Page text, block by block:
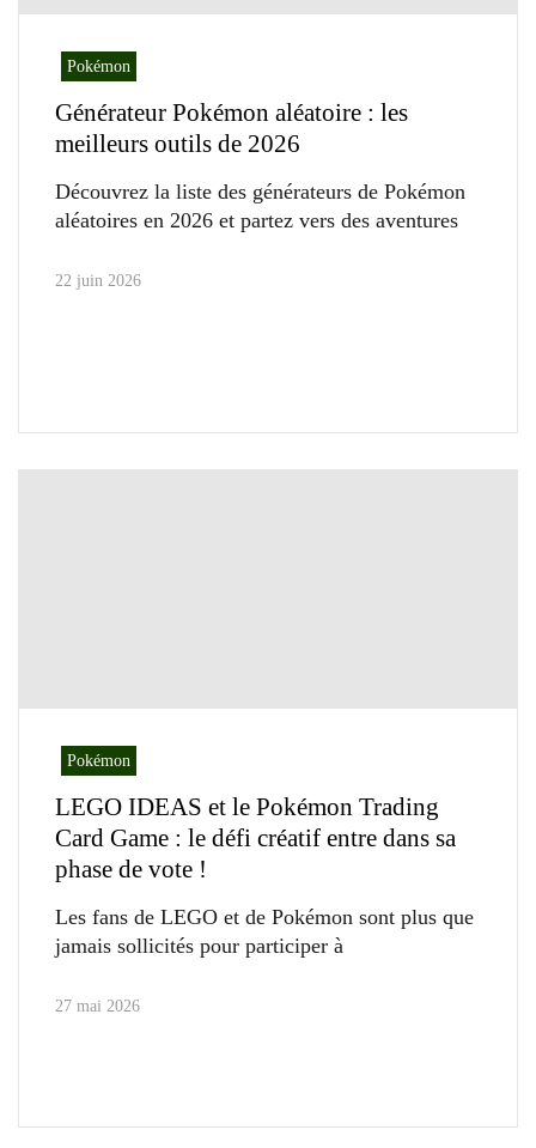
Pokémon
Générateur Pokémon aléatoire : les
meilleurs outils de 2026
Découvrez la liste des générateurs de Pokémon
aléatoires en 2026 et partez vers des aventures
22 juin 2026
Pokémon
LEGO IDEAS et le Pokémon Trading
Card Game : le défi créatif entre dans sa
phase de vote !
Les fans de LEGO et de Pokémon sont plus que
jamais sollicités pour participer à
27 mai 2026